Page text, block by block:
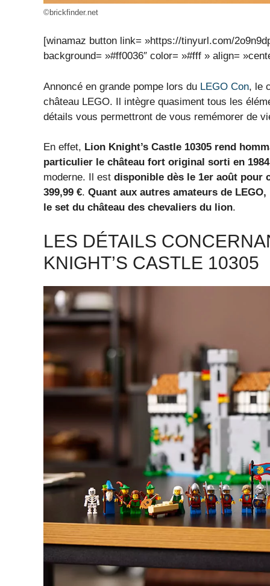
©brickfinder.net
[winamaz button link= »https://tinyurl.com/
background= »#ff0036″ color= »#fff » align=
Annoncé en grande pompe lors du LEGO Con, le
château LEGO. Il intègre quasiment tous les
détails vous permettront de vous remémorer de
En effet, Lion Knight’s Castle 10305 rend
particulier le château fort original sorti en 1984
moderne. Il est disponible dès le 1er août pour
399,99 €. Quant aux autres amateurs de
le set du château des chevaliers du lion.
LES DÉTAILS
KNIGHT’S CASTLE 10305